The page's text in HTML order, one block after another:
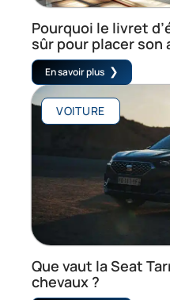
Pourquoi le livret
sûr pour placer son
En savoir plus
VOITURE
Que vaut la Seat
chevaux ?